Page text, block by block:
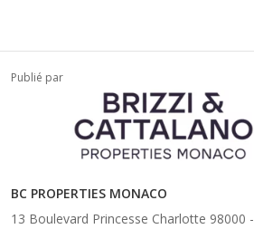
Publié par
BC PROPERTIES MONACO
13 Boulevard Princesse Charlotte 98000 -